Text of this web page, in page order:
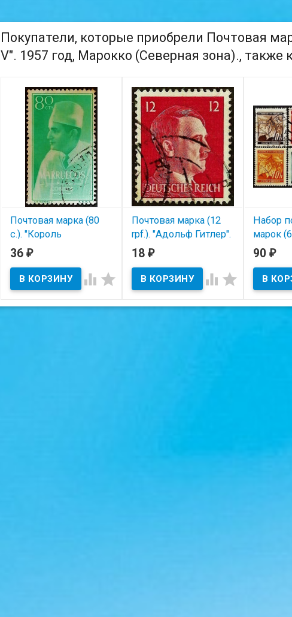
Покупатели, которые приобрели Почтовая
V". 1957 год, Марокко (Северная зона)., также
Почтовая марка (80
c.). "Король
Мухаммед V". 1956
(Северная зона).
36 ₽
 
Почтовая марка (12
rpf.). "Адольф Гитлер".
1941 год, Германский
18 ₽
 
Набор
марок
липы".
90 ₽